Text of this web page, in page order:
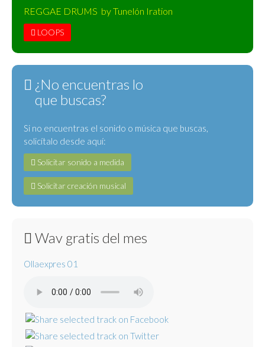
REGGAE DRUMS by Tunelón Iration
LOOPS
¿No encuentras lo
que buscas?
Si no encuentras el sonido o música que buscas,
solicítalo desde aquí:
Solicitar sonido a medida
Solicitar creación musical
Wav gratis del mes
Ollaexpres 01